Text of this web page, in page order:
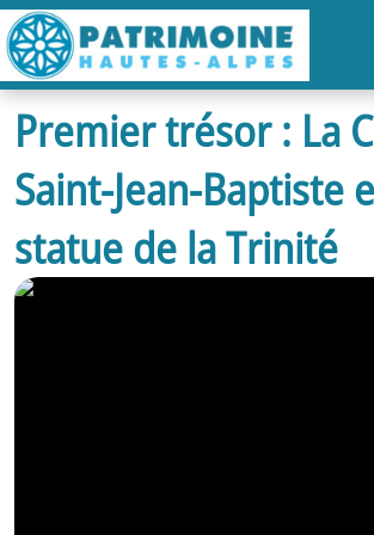
ACCUEIL
CARTE
NOS PARCOURS
PATRIMOINE
Premier trésor : La
Saint-Jean-Baptiste
statue de la Trinité